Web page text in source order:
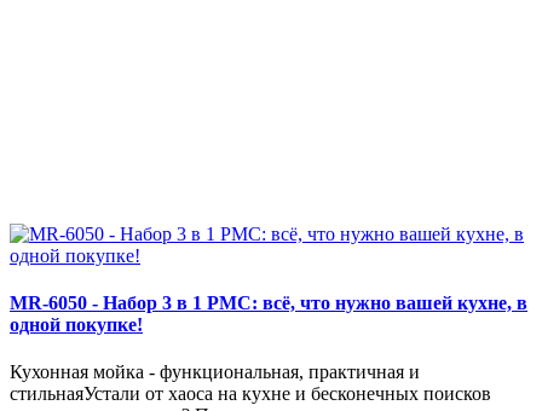
MR-6050 - Набор 3 в 1 РМС: всё, что нужно вашей кухне, в
одной покупке!
Кухонная мойка - функциональная, практичная и
стильнаяУстали от хаоса на кухне и бесконечных поисков